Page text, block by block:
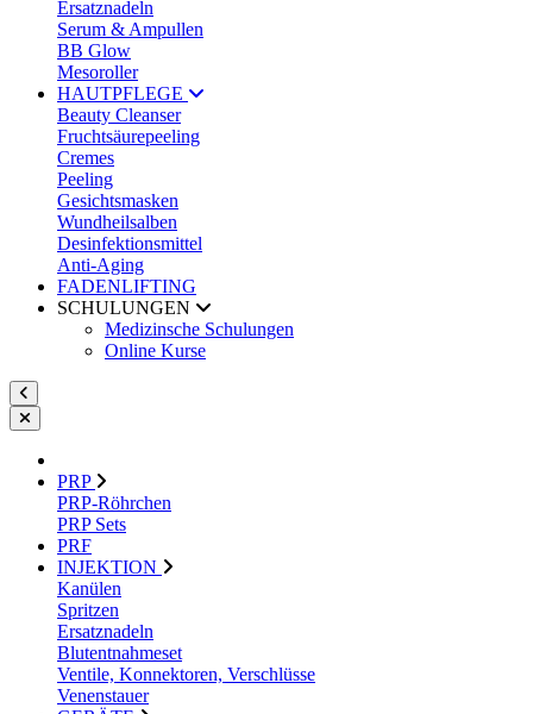
Ersatznadeln
Serum & Ampullen
BB Glow
Mesoroller
HAUTPFLEGE
Beauty Cleanser
Fruchtsäurepeeling
Cremes
Peeling
Gesichtsmasken
Wundheilsalben
Desinfektionsmittel
Anti-Aging
FADENLIFTING
SCHULUNGEN
Medizinsche Schulungen
Online Kurse
PRP
PRP-Röhrchen
PRP Sets
PRF
INJEKTION
Kanülen
Spritzen
Ersatznadeln
Blutentnahmeset
Ventile, Konnektoren, Verschlüsse
Venenstauer